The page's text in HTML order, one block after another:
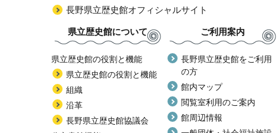
長野県立歴史館オフィシャルサイト
県立歴史館について
県立歴史館の役割と機能
県立歴史館の役割と機能
組織
沿革
長野県立歴史館協議会
ご利用案内
長野県立歴史館をご利用
の方
館内マップ
閲覧室利用のご案内
館周辺情報